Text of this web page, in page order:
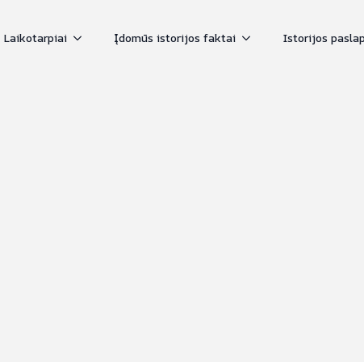
Laikotarpiai Įdomūs istorijos faktai Istorijos